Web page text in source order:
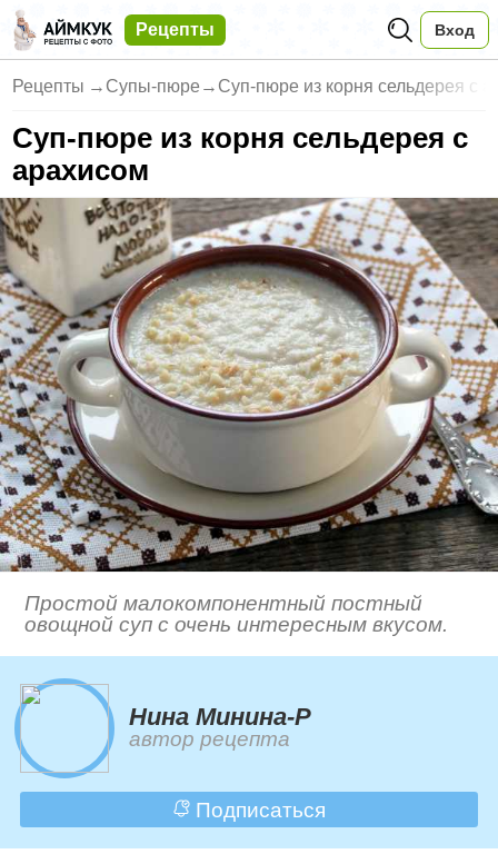
Рецепты Вход
Рецепты → Супы-пюре → Суп-пюре из корня сельдерея с
Суп-пюре из корня сельдерея с
арахисом
Простой малокомпонентный постный
овощной суп с очень интересным вкусом.
Нина Минина-Р
автор рецепта
Подписаться